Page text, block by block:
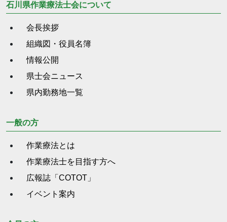
石川県作業療法士会について
会長挨拶
組織図・役員名簿
情報公開
県士会ニュース
県内勤務地一覧
一般の方
作業療法とは
作業療法士を目指す方へ
広報誌「COTOT」
イベント案内